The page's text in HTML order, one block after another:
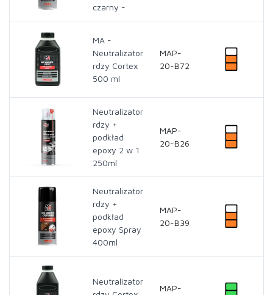
czarny -
MA -
Neutralizator
rdzy Cortex
500 ml
MAP-
20-B72
Neutralizator
rdzy +
podkład
epoxy 2 w 1
250ml
MAP-
20-B26
Neutralizator
rdzy +
podkład
epoxy Spray
400ml
MAP-
20-B39
Neutralizator
MAP-